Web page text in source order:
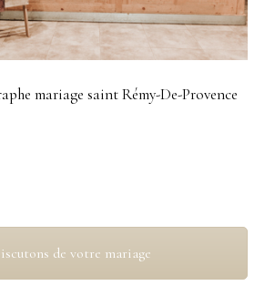
mariage saint Rémy-De-Provence
de votre mariage